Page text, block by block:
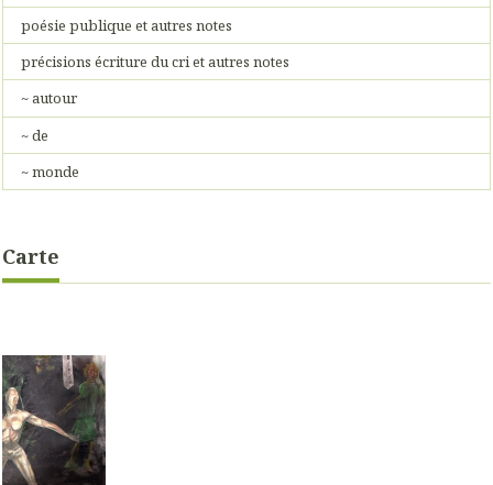
poésie publique et autres notes
précisions écriture du cri et autres notes
~ autour
~ de
~ monde
Carte